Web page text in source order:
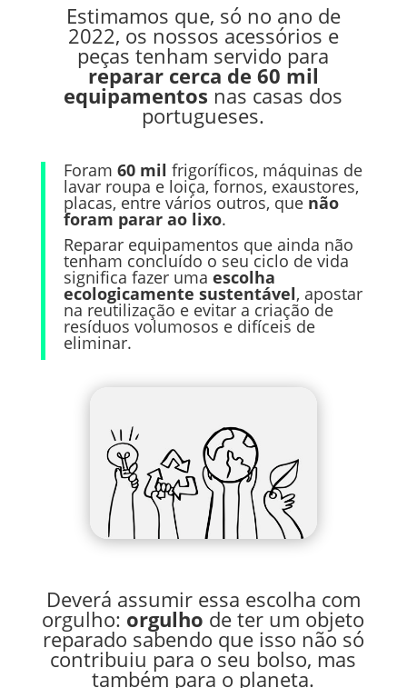
Estimamos que, só no ano de
2022, os nossos acessórios e
peças tenham servido para
reparar cerca de 60 mil
equipamentos nas casas dos
portugueses.
Foram 60 mil frigoríficos, máquinas de
lavar roupa e loiça, fornos, exaustores,
placas, entre vários outros, que não
foram parar ao lixo.
Reparar equipamentos que ainda não
tenham concluído o seu ciclo de vida
significa fazer uma escolha
ecologicamente sustentável, apostar
na reutilização e evitar a criação de
resíduos volumosos e difíceis de
eliminar.
Deverá assumir essa escolha com
orgulho: orgulho de ter um objeto
reparado sabendo que isso não só
contribuiu para o seu bolso, mas
também para o planeta.